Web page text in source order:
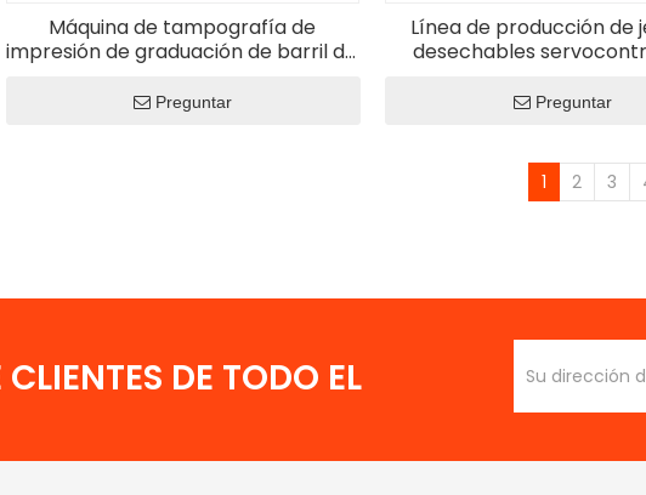
Máquina de tampografía de
impresión de graduación de barril de
precisión
Preguntar
Línea de producción de
desechables
Preguntar
1 2 3
DE TODO EL